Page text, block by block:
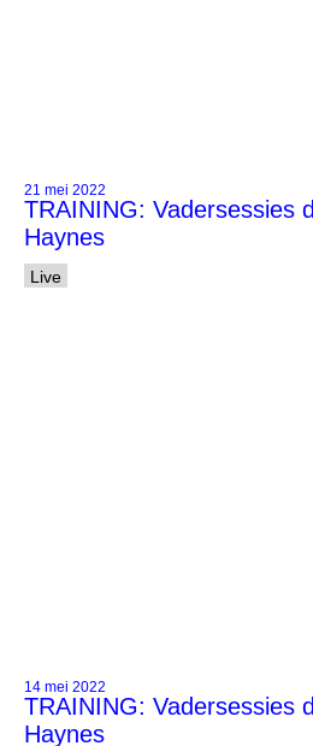
21 mei 2022
TRAINING: Vadersessies
Haynes
Live
14 mei 2022
TRAINING: Vadersessies
Haynes